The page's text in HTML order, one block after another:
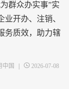
群众办实事”实
开办、注销、
务质效，助力辖
中国 | 2026-07-08